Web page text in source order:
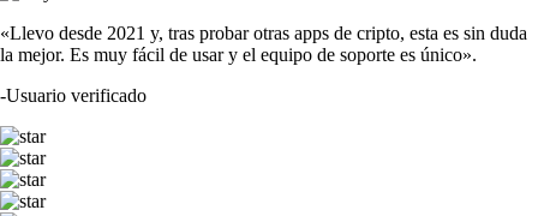
«Llevo desde 2021 y, tras probar otras apps de cripto, esta es sin duda
la mejor. Es muy fácil de usar y el equipo de soporte es único».
-Usuario verificado